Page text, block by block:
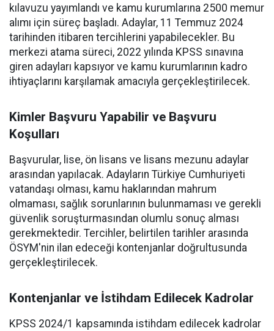
kılavuzu yayımlandı ve kamu kurumlarına 2500 memur
alımı için süreç başladı. Adaylar, 11 Temmuz 2024
tarihinden itibaren tercihlerini yapabilecekler. Bu
merkezi atama süreci, 2022 yılında KPSS sınavına
giren adayları kapsıyor ve kamu kurumlarının kadro
ihtiyaçlarını karşılamak amacıyla gerçekleştirilecek.
Kimler Başvuru Yapabilir ve Başvuru
Koşulları
Başvurular, lise, ön lisans ve lisans mezunu adaylar
arasından yapılacak. Adayların Türkiye Cumhuriyeti
vatandaşı olması, kamu haklarından mahrum
olmaması, sağlık sorunlarının bulunmaması ve gerekli
güvenlik soruşturmasından olumlu sonuç alması
gerekmektedir. Tercihler, belirtilen tarihler arasında
ÖSYM'nin ilan edeceği kontenjanlar doğrultusunda
gerçekleştirilecek.
Kontenjanlar ve İstihdam Edilecek Kadrolar
KPSS 2024/1 kapsamında istihdam edilecek kadrolar